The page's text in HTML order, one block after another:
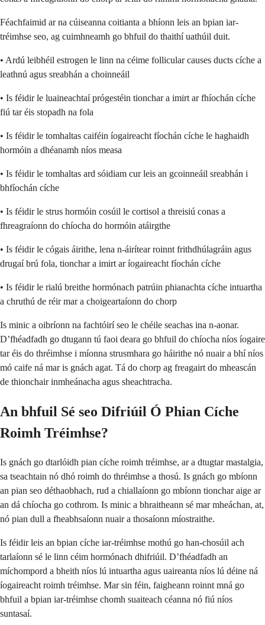
Féachfaimid ar na cúiseanna coitianta a bhíonn leis an bpian iar-
tréimhse seo, ag cuimhneamh go bhfuil do thaithí uathúil duit.
• Ardú leibhéil estrogen le linn na céime follicular causes ducts cíche a
leathnú agus sreabhán a choinneáil
• Is féidir le luaineachtaí prógestéin tionchar a imirt ar fhíochán cíche
fiú tar éis stopadh na fola
• Is féidir le tomhaltas caiféin íogaireacht fíochán cíche le haghaidh
hormóin a dhéanamh níos measa
• Is féidir le tomhaltas ard sóidiam cur leis an gcoinneáil sreabhán i
bhfíochán cíche
• Is féidir le strus hormóin cosúil le cortisol a threisiú conas a
fhreagraíonn do chíocha do hormóin atáirgthe
• Is féidir le cógais áirithe, lena n-áirítear roinnt frithdhúlagráin agus
drugaí brú fola, tionchar a imirt ar íogaireacht fíochán cíche
• Is féidir le rialú breithe hormónach patrúin phianachta cíche intuartha
a chruthú de réir mar a choigeartaíonn do chorp
Is minic a oibríonn na fachtóirí seo le chéile seachas ina n-aonar.
D’fhéadfadh go dtugann tú faoi deara go bhfuil do chíocha níos íogaire
tar éis do thréimhse i míonna strusmhara go háirithe nó nuair a bhí níos
mó caife ná mar is gnách agat. Tá do chorp ag freagairt do mheascán
de thionchair inmheánacha agus sheachtracha.
An bhfuil Sé seo Difriúil Ó Phian Cíche
Roimh Tréimhse?
Is gnách go dtarlóidh pian cíche roimh tréimhse, ar a dtugtar mastalgia,
sa tseachtain nó dhó roimh do thréimhse a thosú. Is gnách go mbíonn
an pian seo déthaobhach, rud a chiallaíonn go mbíonn tionchar aige ar
an dá chíocha go cothrom. Is minic a bhraitheann sé mar mheáchan, at,
nó pian dull a fheabhsaíonn nuair a thosaíonn míostraithe.
Is féidir leis an bpian cíche iar-tréimhse mothú go han-chosúil ach
tarlaíonn sé le linn céim hormónach dhifriúil. D’fhéadfadh an
míchompord a bheith níos lú intuartha agus uaireanta níos lú déine ná
íogaireacht roimh tréimhse. Mar sin féin, faigheann roinnt mná go
bhfuil a bpian iar-tréimhse chomh suaiteach céanna nó fiú níos
suntasaí.